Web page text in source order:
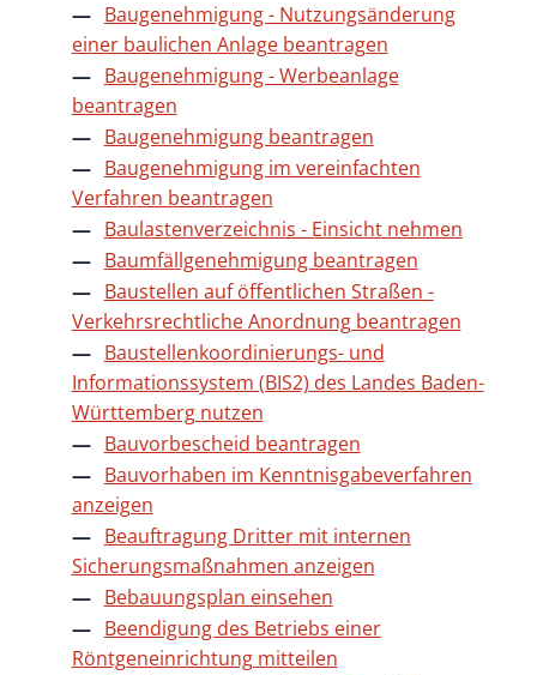
Baugenehmigung - Nutzungsänderung
einer baulichen Anlage beantragen
Baugenehmigung - Werbeanlage
beantragen
Baugenehmigung beantragen
Baugenehmigung im vereinfachten
Verfahren beantragen
Baulastenverzeichnis - Einsicht nehmen
Baumfällgenehmigung beantragen
Baustellen auf öffentlichen Straßen -
Verkehrsrechtliche Anordnung beantragen
Baustellenkoordinierungs- und
Informationssystem (BIS2) des Landes Baden-
Württemberg nutzen
Bauvorbescheid beantragen
Bauvorhaben im Kenntnisgabeverfahren
anzeigen
Beauftragung Dritter mit internen
Sicherungsmaßnahmen anzeigen
Bebauungsplan einsehen
Beendigung des Betriebs einer
Röntgeneinrichtung mitteilen